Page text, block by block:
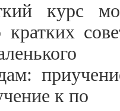
курс
кратких
к по